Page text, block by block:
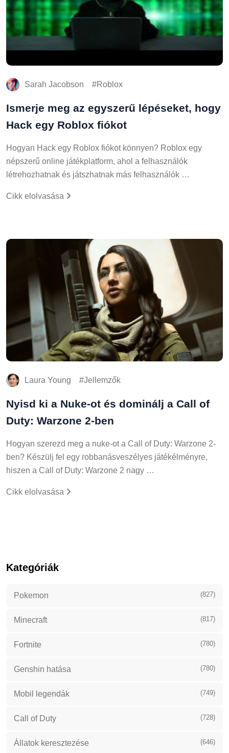
Sarah Jacobson Roblox
Ismerje meg az egyszerű lépéseket, hogy
Hack egy Roblox fiókot
Hogyan Hack egy Roblox fiókot könnyen? Roblox egy
népszerű online játékplatform, ahol a felhasználók
létrehozhatnak és játszhatnak más felhasználók …
Cikk elolvasása
Laura Young Jellemzők
Nyisd ki a Nuke-ot és dominálj a Call of
Duty: Warzone 2-ben
Hogyan szerezd meg a nuke-ot a Call of Duty: Warzone 2-
ben? Készülj fel egy robbanásveszélyes játékélményre,
hiszen a Call of Duty: Warzone 2 nagy …
Cikk elolvasása
Kategóriák
Pokemon (827)
Minecraft (817)
Fortnite (780)
Genshin hatása (780)
Mobil legendák (749)
Call of Duty (728)
Állatok keresztezése (646)